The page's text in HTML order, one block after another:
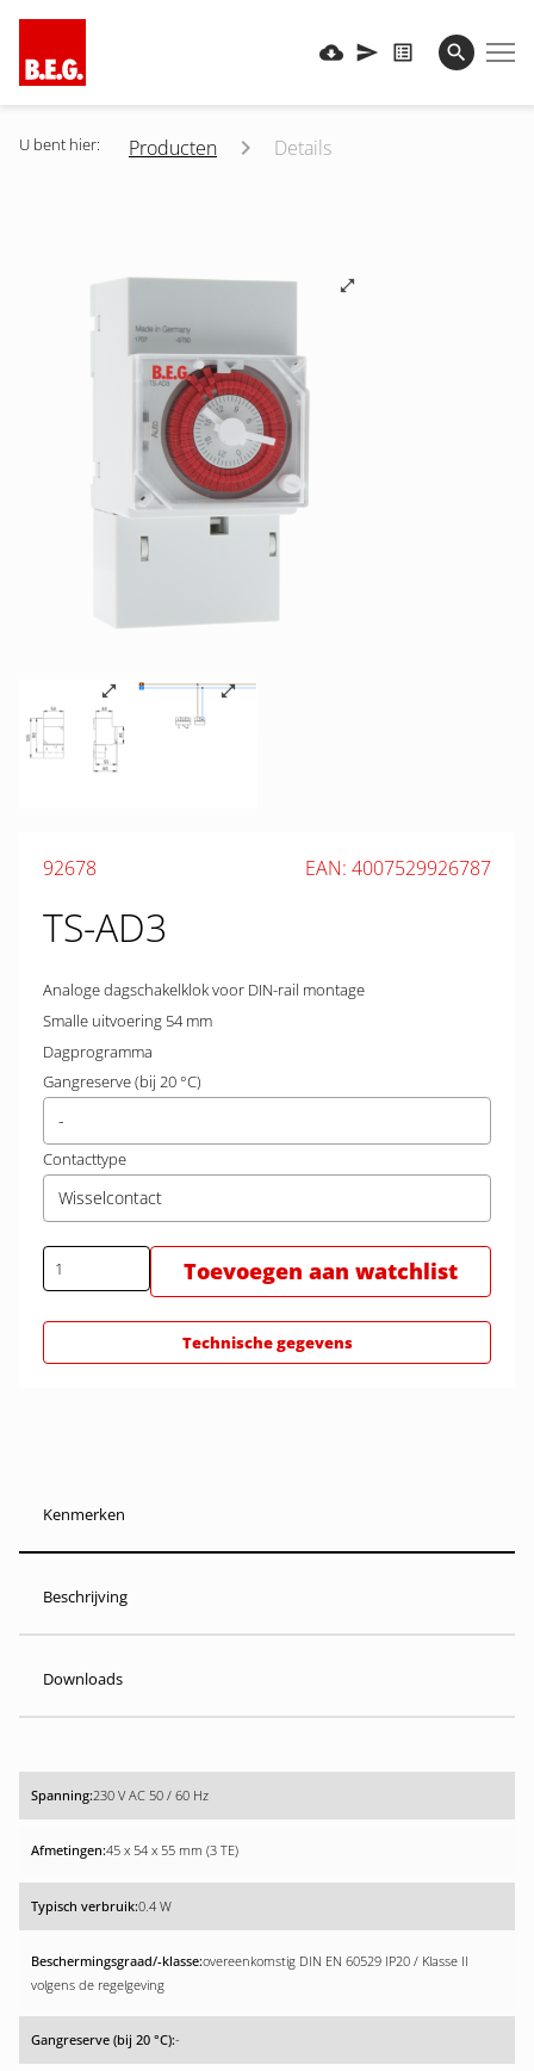
U bent hier: Producten Details
92678 EAN: 4007529926787
TS-AD3
Analoge dagschakelklok voor DIN-rail montage
Smalle uitvoering 54 mm
Dagprogramma
Gangreserve (bij 20 °C)
-
Contacttype
Wisselcontact
Toevoegen aan watchlist
Technische gegevens
Kenmerken
Beschrijving
Downloads
230 V AC 50 / 60 Hz
45 x 54 x 55 mm (3 TE)
0.4 W
overeenkomstig DIN EN 60529 IP20 / Klasse II
volgens de regelgeving
-